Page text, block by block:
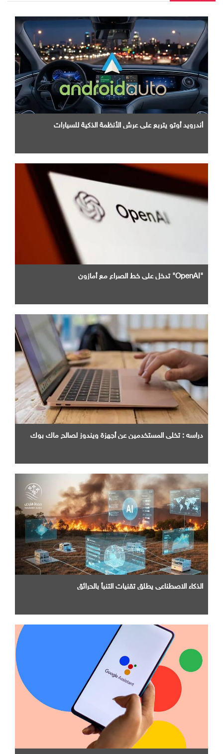
أندرويد أوتو يتربع علي عرش الأنظمة الذكية للسيارات
"OpenAI" تدخل علي خط الصراع مع أمازون
دراسه : تخلي المستخدمين عن أجهزة ويندوز لصالح ماك بوك
الذكاء الاصطناعي يطلق تقنيات التنبأ بالحرائق